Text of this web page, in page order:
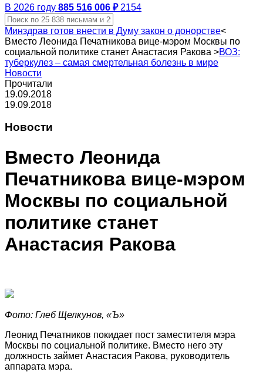
В 2026 году 885 516 006 ₽ 2154
Минздрав готов внести в Думу закон о донорстве<
Вместо Леонида Печатникова вице-мэром Москвы по
социальной политике станет Анастасия Ракова >ВОЗ:
туберкулез – самая смертельная болезнь в мире
Новости
Прочитали
19.09.2018
19.09.2018
Новости
Вместо Леонида
Печатникова вице-мэром
Москвы по социальной
политике станет
Анастасия Ракова
Фото: Глеб Щелкунов, «Ъ»
Леонид Печатников покидает пост заместителя мэра
Москвы по социальной политике. Вместо него эту
должность займет Анастасия Ракова, руководитель
аппарата мэра.